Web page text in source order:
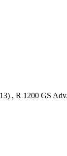
, R 1200 GS